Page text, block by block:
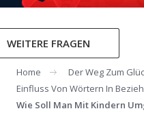
WEITERE FRAGEN
Home Der Weg Zum
Einfluss Von Wörtern In
Wie Soll Man Mit Kindern